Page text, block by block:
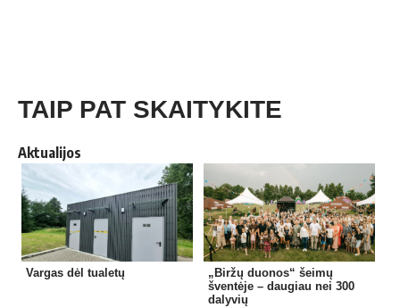
TAIP PAT SKAITYKITE
Aktualijos
Vargas dėl tualetų
„Biržų duonos“ šeimų
šventėje – daugiau nei 300
dalyvių